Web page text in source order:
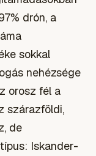
drón, a
sokkal
nehézsége
orosz fél a
szárazföldi,
de
Iskander-